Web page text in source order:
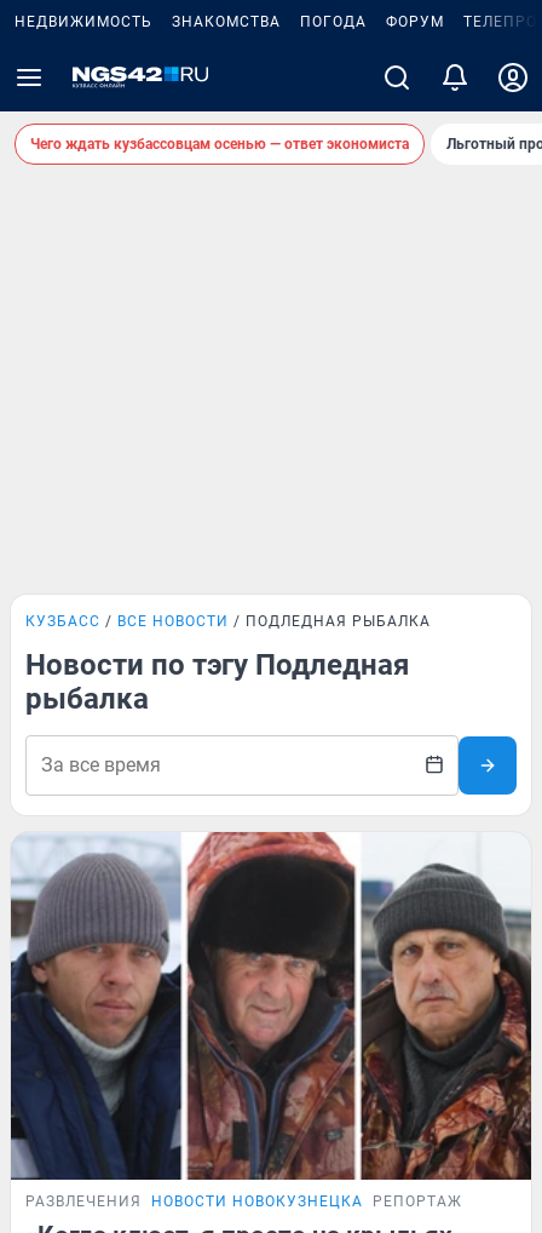
НЕДВИЖИМОСТЬ ЗНАКОМСТВА ПОГОДА ФОРУМ
Чего ждать кузбассовцам осенью — ответ экономиста Льготный
КУЗБАСС ВСЕ НОВОСТИ ПОДЛЕДНАЯ РЫБАЛКА
Новости по тэгу Подледная
рыбалка
РАЗВЛЕЧЕНИЯ НОВОСТИ НОВОКУЗНЕЦКА РЕПОРТАЖ